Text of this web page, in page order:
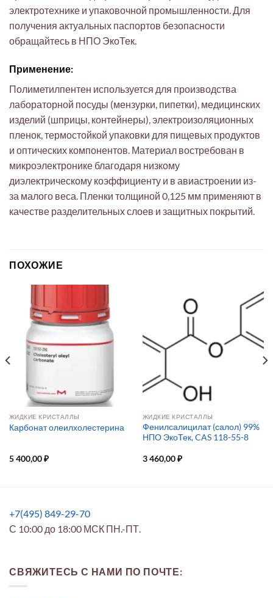
электротехнике и упаковочной промышленности. Для
получения актуальных паспортов безопасности
обращайтесь в НПО ЭкоТек.
Применение:
Полиметилпентен используется для производства
лабораторной посуды (мензурки, пипетки), медицинских
изделий (шприцы, контейнеры), электроизоляционных
пленок, термостойкой упаковки для пищевых продуктов
и оптических компонентов. Материал востребован в
микроэлектронике благодаря низкому
диэлектрическому коэффициенту и в авиастроении из-
за малого веса. Пленки толщиной 0,125 мм применяют в
качестве разделительных слоев и защитных покрытий.
ПОХОЖИЕ
ЖИДКИЕ КРИСТАЛЛЫ
Карбонат олеилхолестерина
5 400,00₽
ЖИДКИЕ КРИСТАЛЛЫ
Фенилсалицилат (салол) 99%
НПО ЭкоТек, CAS 118-55-8
3 460,00₽
+7(495) 849-29-70
С 10:00 до 18:00 МСК ПН.-ПТ.
СВЯЖИТЕСЬ С НАМИ ПО ПОЧТЕ: